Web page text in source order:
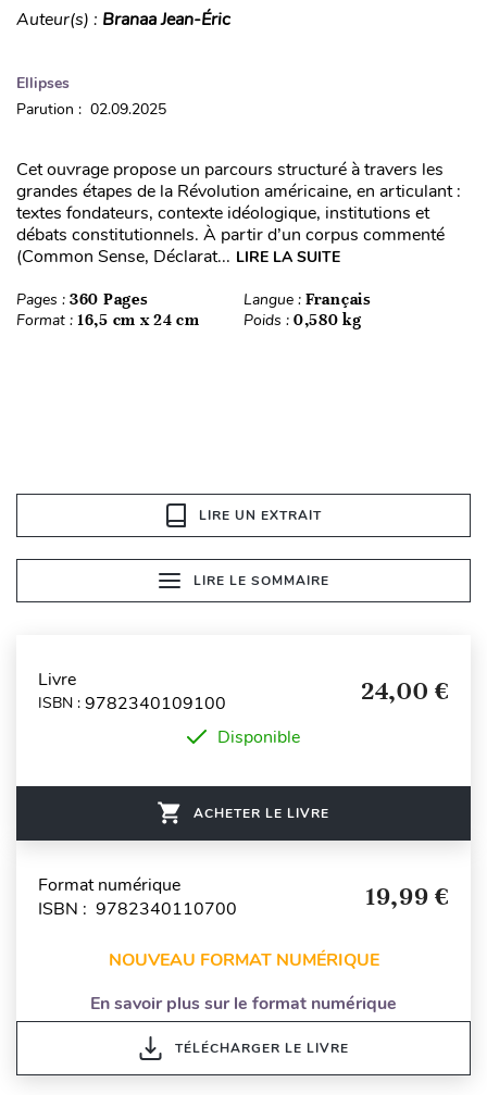
Auteur(s) : Branaa Jean-Éric
Ellipses
Parution : 02.09.2025
Cet ouvrage propose un parcours structuré à travers les
grandes étapes de la Révolution américaine, en articulant :
textes fondateurs, contexte idéologique, institutions et
débats constitutionnels. À partir d’un corpus commenté
(Common Sense, Déclarat... LIRE LA SUITE
Pages : 360 Pages Langue : Français
Format : 16,5 cm x 24 cm Poids : 0,580 kg
LIRE UN EXTRAIT
LIRE LE SOMMAIRE
Livre
ISBN : 9782340109100 24,00 €
Disponible
ACHETER LE LIVRE
Format numérique
ISBN : 9782340110700
19,99 €
NOUVEAU FORMAT NUMÉRIQUE
En savoir plus sur le format numérique
TÉLÉCHARGER LE LIVRE